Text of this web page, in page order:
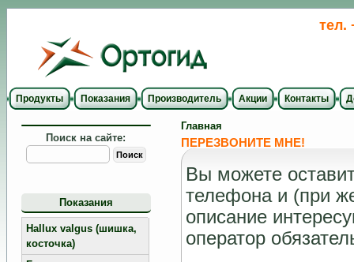
тел.
Продукты Показания Производитель Акции Контакты
Поиск на сайте:
Показания
Hallux valgus (шишка,
косточка)
Главная
ПЕРЕЗВОНИТЕ МНЕ!
Вы можете
телефона и (при
описание
оператор